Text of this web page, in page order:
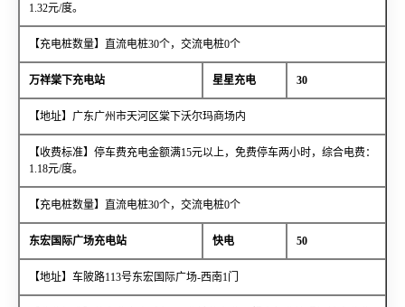
1.32元/度。
【充电桩数量】直流电桩30个，交流电桩0个
万祥棠下充电站 星星充电 30
【地址】广东广州市天河区棠下沃尔玛商场内
【收费标准】停车费充电金额满15元以上，免费停车两小时，综合电费：
1.18元/度。
【充电桩数量】直流电桩30个，交流电桩0个
东宏国际广场充电站 快电 50
【地址】车陂路113号东宏国际广场-西南1门